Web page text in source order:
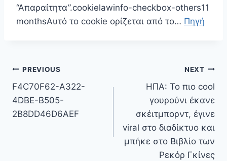
“Απαραίτητα”.cookielawinfo-checkbox-others11
monthsΑυτό το cookie ορίζεται από το… Πηγή
Πλοήγηση
άρθρων
PREVIOUS
F4C70F62-A322-
4DBE-B505-
2B8DD46D6AEF
NEXT
ΗΠΑ: Το πιο cool
γουρούνι έκανε
σκέιτμπορντ, έγινε
viral στο διαδίκτυο και
μπήκε στο Βιβλίο των
Ρεκόρ Γκίνες